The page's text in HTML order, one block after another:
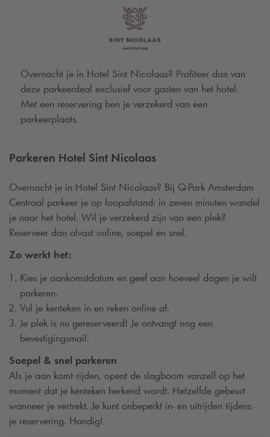
Parkeren Hotel Sint Nicolaas
Overnacht je in Hotel Sint Nicolaas? Bij Q-Park Amsterdam
Centraal parkeer je op loopafstand: in zeven minuten wandel
je naar het hotel. Wil je verzekerd zijn van een plek?
Reserveer dan alvast online, soepel en snel.
Zo werkt het:
Kies je aankomstdatum en geef aan hoeveel dagen je wilt
parkeren.
Vul je kenteken in en reken online af.
Je plek is nu gereserveerd! Je ontvangt nog een
bevestigingsmail.
Soepel & snel parkeren
Als je aan komt rijden, opent de slagboom vanzelf op het
moment dat je kenteken herkend wordt. Hetzelfde gebeurt
wanneer je vertrekt. Je kunt onbeperkt in- en uitrijden tijdens
je reservering. Handig!
Overnacht je in Hotel Sint Nicolaas? Profiteer dan van
deze parkeerdeal exclusief voor gasten van het hotel.
Met een reservering ben je verzekerd van een
parkeerplaats.